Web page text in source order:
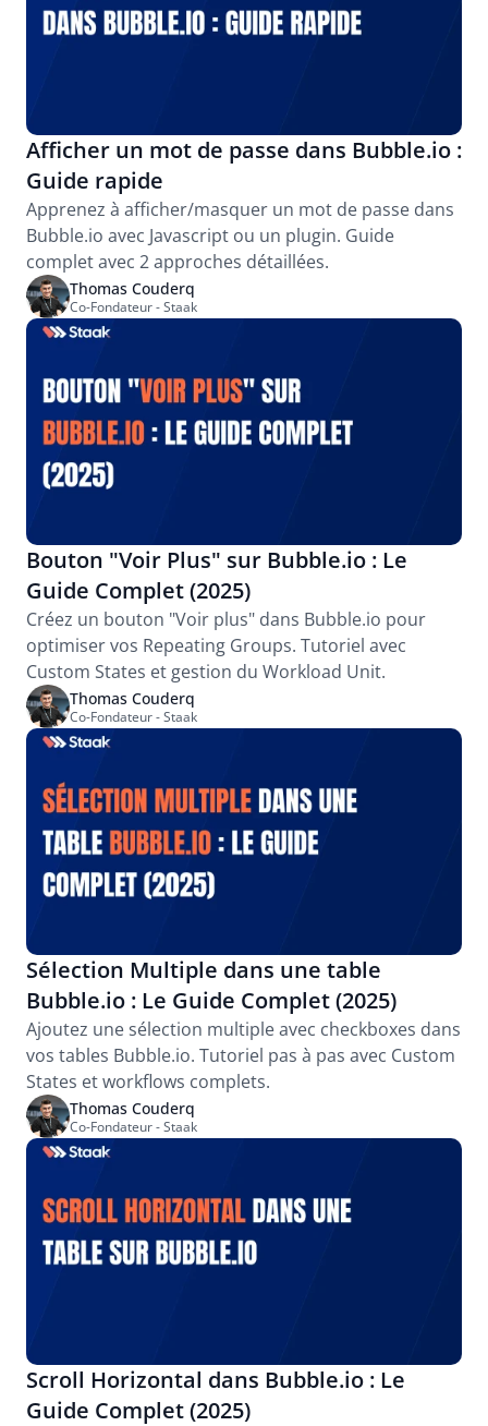
Afficher un mot de passe dans Bubble.io :
Guide rapide
Apprenez à afficher/masquer un mot de passe dans
Bubble.io avec Javascript ou un plugin. Guide
complet avec 2 approches détaillées.
Thomas Couderq
Co-Fondateur - Staak
Bouton "Voir Plus" sur Bubble.io : Le
Guide Complet (2025)
Créez un bouton "Voir plus" dans Bubble.io pour
optimiser vos Repeating Groups. Tutoriel avec
Custom States et gestion du Workload Unit.
Thomas Couderq
Co-Fondateur - Staak
Sélection Multiple dans une table
Bubble.io : Le Guide Complet (2025)
Ajoutez une sélection multiple avec checkboxes dans
vos tables Bubble.io. Tutoriel pas à pas avec Custom
States et workflows complets.
Thomas Couderq
Co-Fondateur - Staak
Scroll Horizontal dans Bubble.io : Le
Guide Complet (2025)